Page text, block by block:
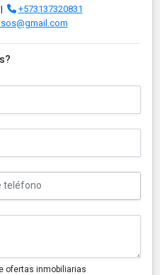
|
+573137320831
ofertas inmobiliarias